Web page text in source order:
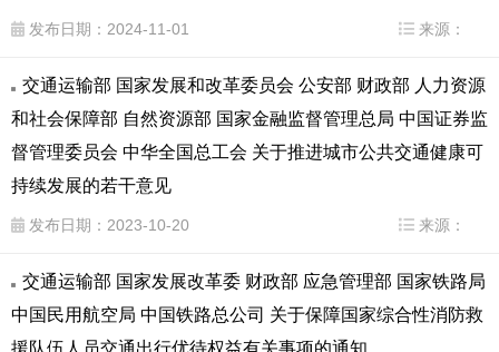
发布日期：2024-11-01 来源：
交通运输部 国家发展和改革委员会 公安部 财政部 人力资源
和社会保障部 自然资源部 国家金融监督管理总局 中国证券监
督管理委员会 中华全国总工会 关于推进城市公共交通健康可
持续发展的若干意见
发布日期：2023-10-20 来源：
交通运输部 国家发展改革委 财政部 应急管理部 国家铁路局
中国民用航空局 中国铁路总公司 关于保障国家综合性消防救
援队伍人员交通出行优待权益有关事项的通知